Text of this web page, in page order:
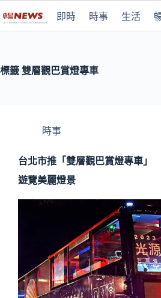
即時 時事 生活
標籤 雙層觀巴賞燈專車
時事
台北市推「雙層觀巴賞燈專車」
遊覽美麗燈景